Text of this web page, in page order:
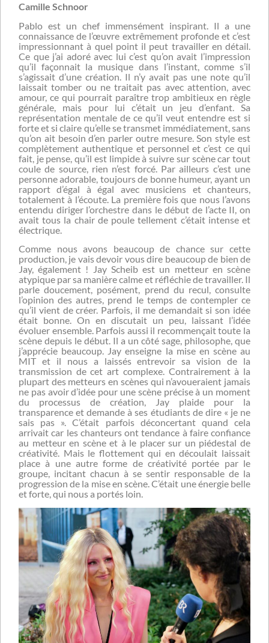
Camille Schnoor
Pablo est un chef immensément inspirant. Il a une
connaissance de l’œuvre extrêmement profonde et c’est
impressionnant à quel point il peut travailler en détail.
Ce que j’ai adoré avec lui c’est qu’on avait l’impression
qu’il façonnait la musique dans l’instant, comme s’il
s’agissait d’une création. Il n’y avait pas une note qu’il
laissait tomber ou ne traitait pas avec attention, avec
amour, ce qui pourrait paraître trop ambitieux en règle
générale, mais pour lui c’était un jeu d’enfant. Sa
représentation mentale de ce qu’il veut entendre est si
forte et si claire qu’elle se transmet immédiatement, sans
qu’on ait besoin d’en parler outre mesure. Son style est
complètement authentique et personnel et c’est ce qui
fait, je pense, qu’il est limpide à suivre sur scène car tout
coule de source, rien n’est forcé. Par ailleurs c’est une
personne adorable, toujours de bonne humeur, ayant un
rapport d’égal à égal avec musiciens et chanteurs,
totalement à l’écoute. La première fois que nous l’avons
entendu diriger l’orchestre dans le début de l’acte II, on
avait tous la chair de poule tellement c’était intense et
électrique.
Comme nous avons beaucoup de chance sur cette
production, je vais devoir vous dire beaucoup de bien de
Jay, également ! Jay Scheib est un metteur en scène
atypique par sa manière calme et réfléchie de travailler. Il
parle doucement, posément, prend du recul, consulte
l’opinion des autres, prend le temps de contempler ce
qu’il vient de créer. Parfois, il me demandait si son idée
était bonne. On en discutait un peu, laissant l’idée
évoluer ensemble. Parfois aussi il recommençait toute la
scène depuis le début. Il a un côté sage, philosophe, que
j’apprécie beaucoup. Jay enseigne la mise en scène au
MIT et il nous a laissés entrevoir sa vision de la
transmission de cet art complexe. Contrairement à la
plupart des metteurs en scènes qui n’avoueraient jamais
ne pas avoir d’idée pour une scène précise à un moment
du processus de création, Jay plaide pour la
transparence et demande à ses étudiants de dire « je ne
sais pas ». C’était parfois déconcertant quand cela
arrivait car les chanteurs ont tendance à faire confiance
au metteur en scène et à le placer sur un piédestal de
créativité. Mais le flottement qui en découlait laissait
place à une autre forme de créativité portée par le
groupe, incitant chacun à se sentir responsable de la
progression de la mise en scène. C’était une énergie belle
et forte, qui nous a portés loin.